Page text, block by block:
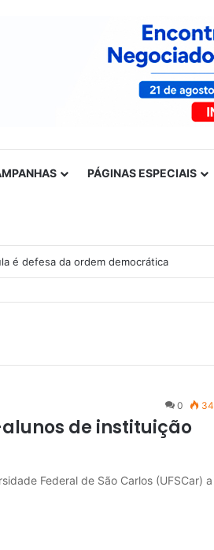
PÁGINAS ESPECIAIS
é defesa da ordem democrática
0
de instituição
Federal de São Carlos (UFSCar) a